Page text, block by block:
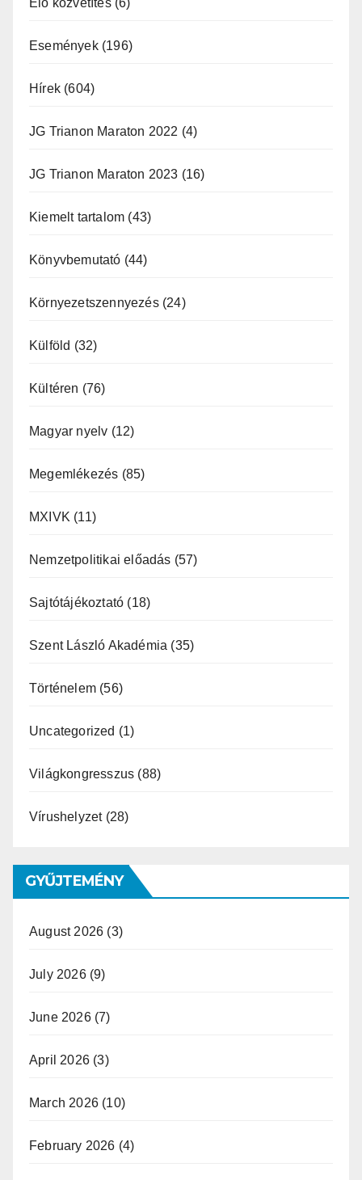
Események(196)
Hírek (604)
JG Trianon Maraton 2022 (4)
JG Trianon Maraton 2023 (16)
Kiemelt tartalom (43)
Könyvbemutató (44)
Környezetszennyezés(24)
Külföld (32)
Kültéren (76)
Magyar nyelv (12)
Megemlékezés (85)
MXIVK (11)
Nemzetpolitikai előadás (57)
Sajtótájékoztató (18)
Szent László Akadémia (35)
Történelem (56)
Uncategorized (1)
Világkongresszus (88)
Vírushelyzet(28)
GYŰJTEMÉNY
August 2026 (3)
July 2026(9)
June 2026(7)
April 2026 (3)
March 2026 (10)
February 2026 (4)